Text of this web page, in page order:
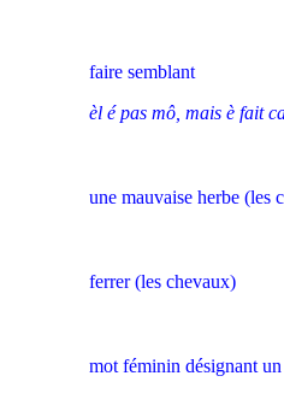
faire semblant
èl é pas mô, mais è fait
une mauvaise herbe (les
ferrer (les chevaux)
mot féminin désignant